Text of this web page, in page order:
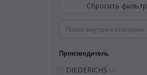
Сбросить фильтр
Производитель
DIEDERICHS 117